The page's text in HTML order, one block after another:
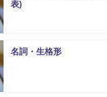
表)
名詞・生格形